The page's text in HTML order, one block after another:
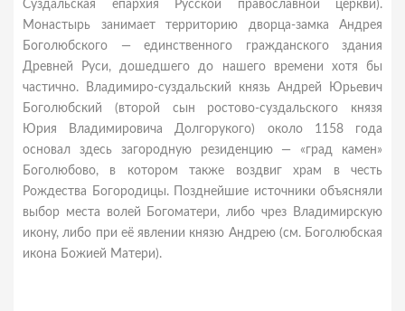
Суздальская епархия Русской православной церкви).
Монастырь занимает территорию дворца-замка Андрея
Боголюбского — единственного гражданского здания
Древней Руси, дошедшего до нашего времени хотя бы
частично. Владимиро-суздальский князь Андрей Юрьевич
Боголюбский (второй сын ростово-суздальского князя
Юрия Владимировича Долгорукого) около 1158 года
основал здесь загородную резиденцию — «град камен»
Боголюбово, в котором также воздвиг храм в честь
Рождества Богородицы. Позднейшие источники объясняли
выбор места волей Богоматери, либо чрез Владимирскую
икону, либо при её явлении князю Андрею (см. Боголюбская
икона Божией Матери).